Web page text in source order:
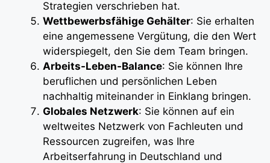
Strategien verschrieben hat.
Wettbewerbsfähige Gehälter: Sie erhalten
eine angemessene Vergütung, die den Wert
widerspiegelt, den Sie dem Team bringen.
Arbeits-Leben-Balance: Sie können Ihre
beruflichen und persönlichen Leben
nachhaltig miteinander in Einklang bringen.
Globales Netzwerk: Sie können auf ein
weltweites Netzwerk von Fachleuten und
Ressourcen zugreifen, was Ihre
Arbeitserfahrung in Deutschland und